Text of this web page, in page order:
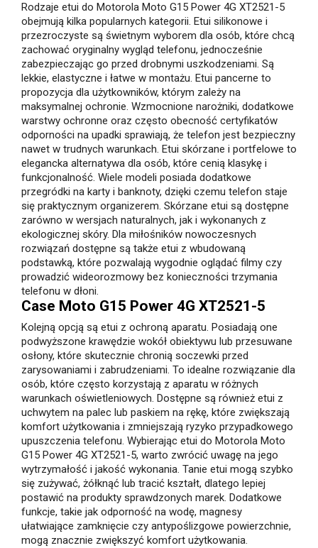
Rodzaje etui do Motorola Moto G15 Power 4G XT2521-5
obejmują kilka popularnych kategorii. Etui silikonowe i
przezroczyste są świetnym wyborem dla osób, które chcą
zachować oryginalny wygląd telefonu, jednocześnie
zabezpieczając go przed drobnymi uszkodzeniami. Są
lekkie, elastyczne i łatwe w montażu. Etui pancerne to
propozycja dla użytkowników, którym zależy na
maksymalnej ochronie. Wzmocnione narożniki, dodatkowe
warstwy ochronne oraz często obecność certyfikatów
odporności na upadki sprawiają, że telefon jest bezpieczny
nawet w trudnych warunkach. Etui skórzane i portfelowe to
elegancka alternatywa dla osób, które cenią klasykę i
funkcjonalność. Wiele modeli posiada dodatkowe
przegródki na karty i banknoty, dzięki czemu telefon staje
się praktycznym organizerem. Skórzane etui są dostępne
zarówno w wersjach naturalnych, jak i wykonanych z
ekologicznej skóry. Dla miłośników nowoczesnych
rozwiązań dostępne są także etui z wbudowaną
podstawką, które pozwalają wygodnie oglądać filmy czy
prowadzić wideorozmowy bez konieczności trzymania
telefonu w dłoni.
Case Moto G15 Power 4G XT2521-5
Kolejną opcją są etui z ochroną aparatu. Posiadają one
podwyższone krawędzie wokół obiektywu lub przesuwane
osłony, które skutecznie chronią soczewki przed
zarysowaniami i zabrudzeniami. To idealne rozwiązanie dla
osób, które często korzystają z aparatu w różnych
warunkach oświetleniowych. Dostępne są również etui z
uchwytem na palec lub paskiem na rękę, które zwiększają
komfort użytkowania i zmniejszają ryzyko przypadkowego
upuszczenia telefonu. Wybierając etui do Motorola Moto
G15 Power 4G XT2521-5, warto zwrócić uwagę na jego
wytrzymałość i jakość wykonania. Tanie etui mogą szybko
się zużywać, żółknąć lub tracić kształt, dlatego lepiej
postawić na produkty sprawdzonych marek. Dodatkowe
funkcje, takie jak odporność na wodę, magnesy
ułatwiające zamknięcie czy antypoślizgowe powierzchnie,
mogą znacznie zwiększyć komfort użytkowania.